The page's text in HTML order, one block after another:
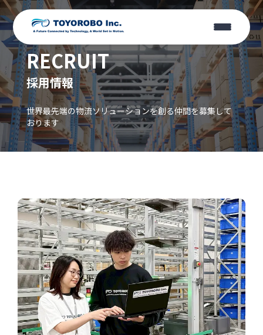
RECRUIT
採用情報
世界最先端の物流ソリューションを創る仲間を募集して
おります